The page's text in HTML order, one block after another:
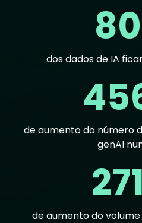
dos dados de IA
de aumento do número
genAI
de aumento do